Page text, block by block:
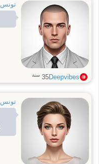
تونس
Deepvibes
35 سنة
تونس